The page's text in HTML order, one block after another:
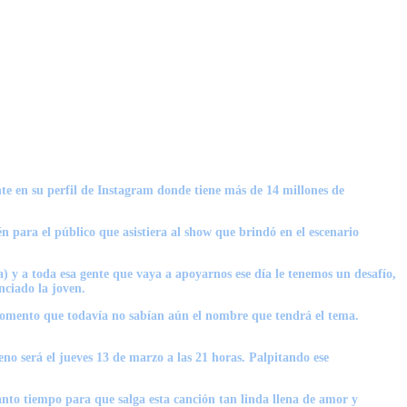
en su perfil de Instagram donde tiene más de 14 millones de
para el público que asistiera al show que brindó en el escenario
y a toda esa gente que vaya a apoyarnos ese día le tenemos un desafío,
la joven.
que todavía no sabían aún el nombre que tendrá el tema.
será el jueves 13 de marzo a las 21 horas. Palpitando ese
tiempo para que salga esta canción tan linda llena de amor y